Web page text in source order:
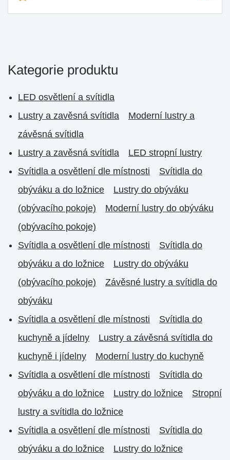
Kategorie produktu
LED osvětlení a svítidla
Lustry a zavěsná svítidla
Moderní lustry a
závěsná svítidla
Lustry a zavěsná svítidla
LED stropní lustry
Svítidla a osvětlení dle místnosti
Svítidla do
obýváku a do ložnice
Lustry do obýváku
(obývacího pokoje)
Moderní lustry do obýváku
(obývacího pokoje)
Svítidla a osvětlení dle místnosti
Svítidla do
obýváku a do ložnice
Lustry do obýváku
(obývacího pokoje)
Závěsné lustry a svítidla do
obýváku
Svítidla a osvětlení dle místnosti
Svítidla do
kuchyně a jídelny
Lustry a závěsná svítidla do
kuchyně i jídelny
Moderní lustry do kuchyně
Svítidla a osvětlení dle místnosti
Svítidla do
obýváku a do ložnice
Lustry do ložnice
Stropní
lustry a svítidla do ložnice
Svítidla a osvětlení dle místnosti
Svítidla do
obýváku a do ložnice
Lustry do ložnice